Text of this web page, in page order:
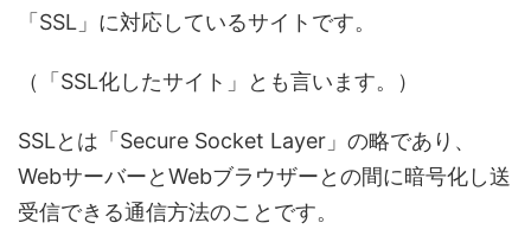
「SSL」に対応しているサイトです。
（「SSL化したサイト」とも言います。）
SSLとは「Secure Socket Layer」の略であり、
WebサーバーとWebブラウザーとの間に暗号化し送
受信できる通信方法のことです。